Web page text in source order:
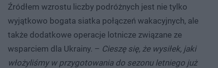
Źródłem wzrostu liczby podróżnych jest nie tylko
wyjątkowo bogata siatka połączeń wakacyjnych, ale
także dodatkowe operacje lotnicze związane ze
wsparciem dla Ukrainy. – Cieszę się, że wysiłek, jaki
włożyliśmy w przygotowania do sezonu letniego już